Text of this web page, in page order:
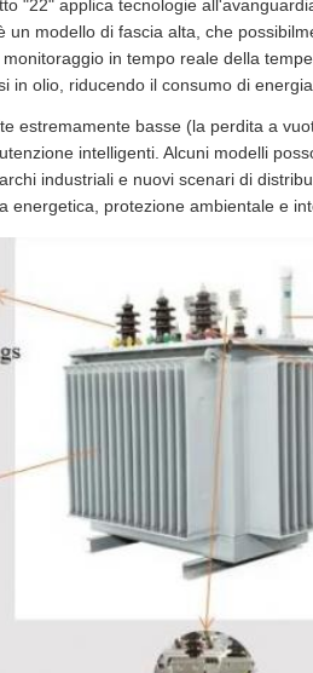
"22" applica tecnologie
modello di fascia alta, che
in tempo reale della
olio, riducendo il consumo di
estremamente basse (la perdita a
intelligenti. Alcuni modelli
industriali e nuovi scenari di
protezione ambientale e